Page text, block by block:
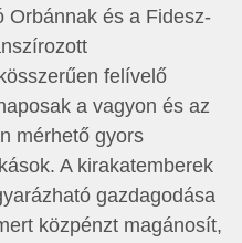
Orbánnak és a Fidesz-
felívelő
a vagyon és az
mérhető gyors
A kirakatemberek
gazdagodása
közpénzt magánosít,